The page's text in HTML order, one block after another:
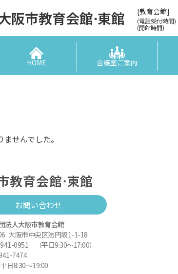
阪市教育会館⋅東館 [教育会館]
(電話受付時間)
(開館時間)
HOME 会議室ご案内
せんでした。
教育会館⋅東館
お問い合わせ
法人大阪市教育会館
大阪市中央区法円坂1-1-18
0951 （平日9:30～17:00）
7474
日8:30～19:00